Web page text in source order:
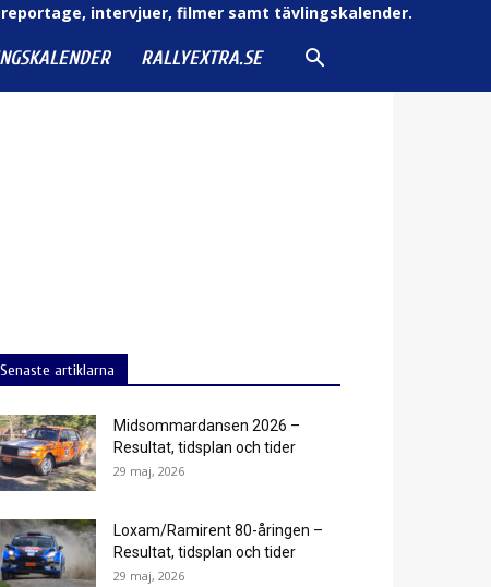
reportage, intervjuer, filmer samt tävlingskalender.
RALLYEXTRA.SE
Senaste artiklarna
Midsommardansen 2026 –
Resultat, tidsplan och tider
29 maj, 2026
Loxam/Ramirent 80-åringen –
Resultat, tidsplan och tider
29 maj, 2026